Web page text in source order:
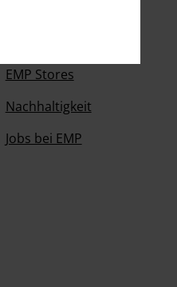
EMP Stores
Nachhaltigkeit
Jobs bei EMP